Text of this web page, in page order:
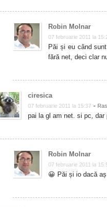
Robin Molnar
07 februarie 2011 la
Păi și eu când
fără net, deci clar
ciresica
07 februarie 2011 la 15:37 -
pai la gl am net. si pc,
Robin Molnar
07 februarie 2011 la
😀 Păi și io dacă